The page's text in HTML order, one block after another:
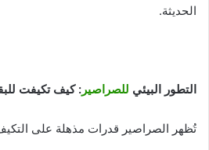
الحديثة.
التطور البيئي للصراصير : كيف تكيفت
تُظهر الصراصير قدرات مذهلة على